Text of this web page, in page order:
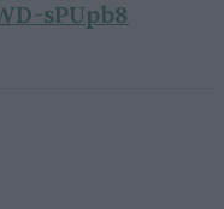
sPUpb8